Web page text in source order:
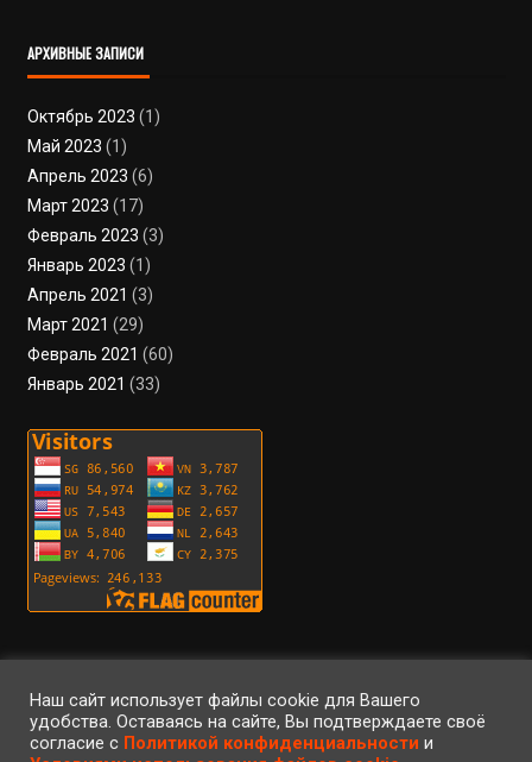
АРХИВНЫЕ ЗАПИСИ
Октябрь 2023 (1)
Май 2023 (1)
Апрель 2023 (6)
Март 2023 (17)
Февраль 2023 (3)
Январь 2023 (1)
Апрель 2021 (3)
Март 2021 (29)
Февраль 2021 (60)
Январь 2021 (33)
Условия использования файлов cookie
Вход Регистрация
©2023 • ArteFaktor • Все права защищены • Использование материалов
Наш сайт использует файлы cookie для Вашего
удобства. Оставаясь на сайте, Вы подтверждаете своё
согласие с Политикой конфиденциальности и